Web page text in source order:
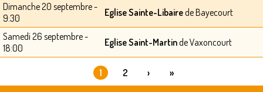
Dimanche 20 septembre -
9:30
Eglise Sainte-Libairede Bayecourt
Samedi 26 septembre -
18:00
Eglise Saint-Martinde Vaxoncourt
1 2 › »